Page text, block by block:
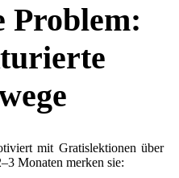
Problem:
mit Gratislektionen über
Monaten merken sie: